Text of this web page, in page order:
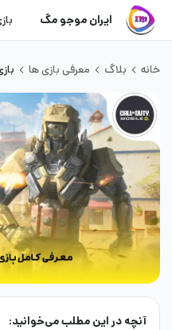
ایران موجو مگ
خانه بلاگ معرفی بازی ها
آنچه در این مطلب می‌خوانید: